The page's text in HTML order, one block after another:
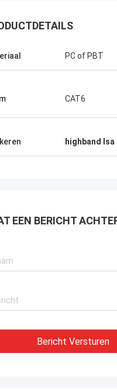
fabrikant!!
PC of PBT
CAT6
highband
EEN BERICHT
Bericht Versturen